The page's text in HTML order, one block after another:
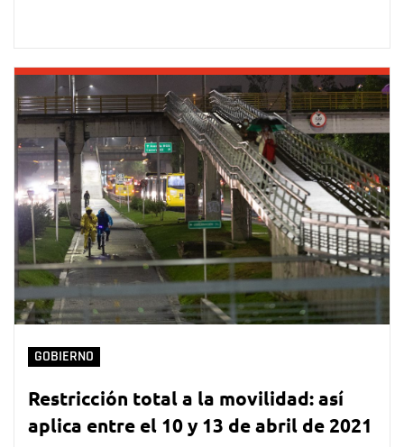
GOBIERNO
Restricción total a la movilidad: así
aplica entre el 10 y 13 de abril de 2021